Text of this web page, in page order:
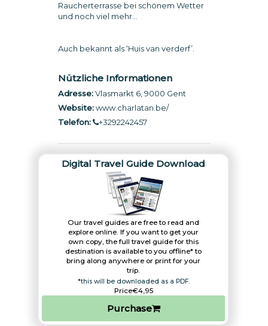
Raucherterrasse bei schönem Wetter
und noch viel mehr...
Auch bekannt als ‘Huis van verderf’.
Nützliche Informationen
Adresse:Vlasmarkt 6, 9000 Gent
Website: www.charlatan.be/
Telefon:
+3292242457
Digital Travel Guide Download
Our travel guides are free to read and
explore online. If you want to get your
own copy, the full travel guide for this
destination is available to you offline* to
bring along anywhere or print for your
trip.​
*this will be downloaded as a PDF.
Price€4,95
Purchase